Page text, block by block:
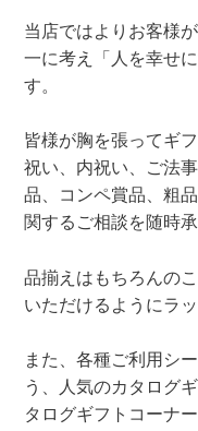
当店ではよりお客様
一に考え「人を幸せ
す。
皆様が胸を張ってギ
祝い、内祝い、ご法
品、コンペ賞品、粗
関するご相談を随時
品揃えはもちろんの
いただけるようにラ
また、各種ご利用シ
う、人気のカタログ
タログギフトコーナ